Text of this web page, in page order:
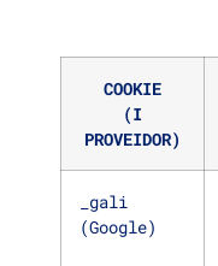
COOKIE
(I
PROVEIDOR)
_gali
(Google)